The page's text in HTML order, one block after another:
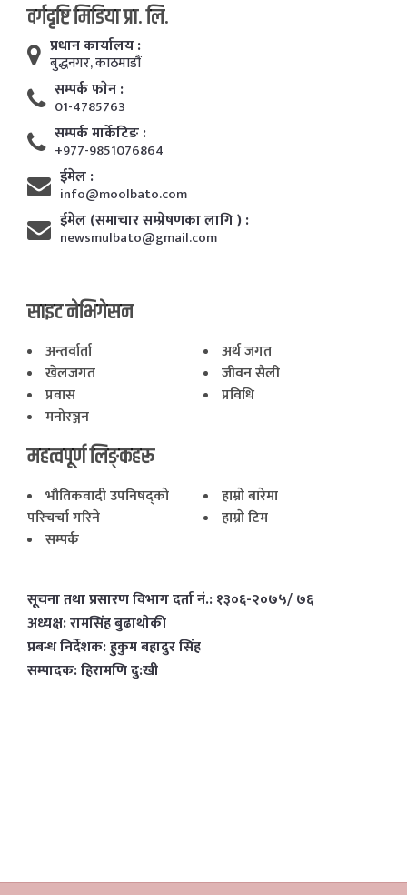
वर्गदृष्टि मिडिया प्रा. लि.
प्रधान कार्यालय :
बुद्धनगर, काठमाडाैं
सम्पर्क फाेन :
01-4785763
सम्पर्क मार्केटिङ :
+977-9851076864
ईमेल :
info@moolbato.com
ईमेल (समाचार सम्प्रेषणका लागि ) :
newsmulbato@gmail.com
साइट नेभिगेसन
अन्तर्वार्ता
अर्थ जगत
खेलजगत
जीवन सैली
प्रवास
प्रविधि
मनोरञ्जन
महत्वपूर्ण लिङ्कहरू
भाैतिकवादी उपनिषद्काे
परिचर्चा गरिने
हाम्राे बारेमा
हाम्राे टिम
सम्पर्क
सूचना तथा प्रसारण विभाग दर्ता नं.: १३०६-२०७५/ ७६
अध्यक्ष: रामसिंह बुढाथाेकी
प्रबन्ध निर्देशक: हुकुम बहादुर सिंह
सम्पादक: हिरामणि दु:खी